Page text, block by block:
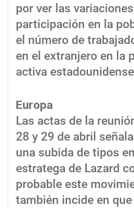
por ver las
participación en la
el número de
en el extranjero en la
activa
Europa
Las actas de la
28 y 29 de abril
una subida de tipos
estratega de Lazard
probable este
también incide en